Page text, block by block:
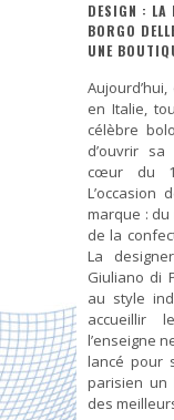
DESIGN : LA
BORGO
UNE
en Italie,
célèbre
d’ouvrir
cœur du
marque :
de la
La
Giuliano di
au style
accueillir
l’enseigne
lancé pour
parisien un
des